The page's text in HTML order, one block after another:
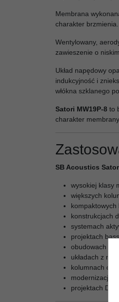
Membrana
charakter
Wentylowany,
zawieszenie o
Układ napędowy
indukcyjność i
włókna szklanego
Satori MW19P-8 to
charakter
SB Acoustics
wysokiej klasy
większych
kompaktowych
konstrukcjach
systemach
projektach
obudowach
układach z
kolumnach
modernizacji
projektach DIY